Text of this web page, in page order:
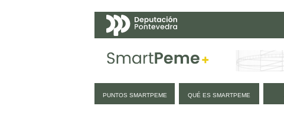
PUNTOS SMARTPEME QUÉ ES SMARTPEME